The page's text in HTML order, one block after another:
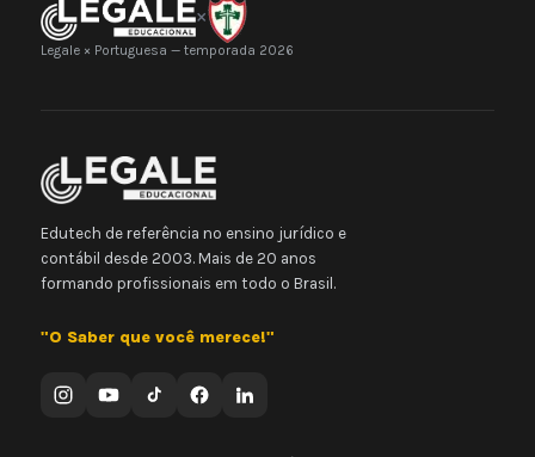
×
Legale × Portuguesa — temporada 2026
Edutech de referência no ensino jurídico e
contábil desde 2003. Mais de 20 anos
formando profissionais em todo o Brasil.
"O Saber que você merece!"